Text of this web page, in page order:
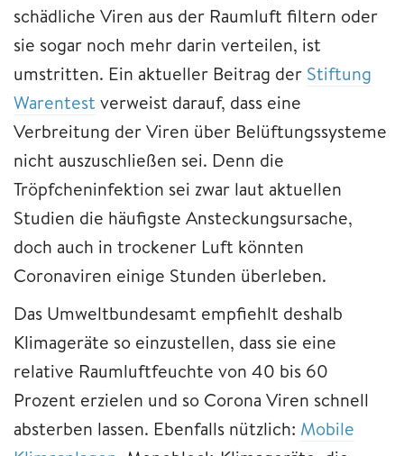
schädliche Viren aus der Raumluft filtern oder
sie sogar noch mehr darin verteilen, ist
umstritten. Ein aktueller Beitrag der Stiftung
Warentest verweist darauf, dass eine
Verbreitung der Viren über Belüftungssysteme
nicht auszuschließen sei. Denn die
Tröpfcheninfektion sei zwar laut aktuellen
Studien die häufigste Ansteckungsursache,
doch auch in trockener Luft könnten
Coronaviren einige Stunden überleben.
Das Umweltbundesamt empfiehlt deshalb
Klimageräte so einzustellen, dass sie eine
relative Raumluftfeuchte von 40 bis 60
Prozent erzielen und so Corona Viren schnell
absterben lassen. Ebenfalls nützlich: Mobile